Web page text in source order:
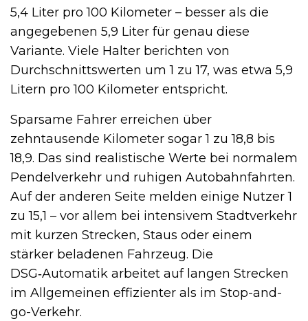
5,4 Liter pro 100 Kilometer – besser als die
angegebenen 5,9 Liter für genau diese
Variante. Viele Halter berichten von
Durchschnittswerten um 1 zu 17, was etwa 5,9
Litern pro 100 Kilometer entspricht.
Sparsame Fahrer erreichen über
zehntausende Kilometer sogar 1 zu 18,8 bis
18,9. Das sind realistische Werte bei normalem
Pendelverkehr und ruhigen Autobahnfahrten.
Auf der anderen Seite melden einige Nutzer 1
zu 15,1 – vor allem bei intensivem Stadtverkehr
mit kurzen Strecken, Staus oder einem
stärker beladenen Fahrzeug. Die
DSG‑Automatik arbeitet auf langen Strecken
im Allgemeinen effizienter als im Stop-and-
go-Verkehr.